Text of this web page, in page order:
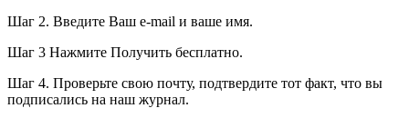
Шаг 2. Введите Ваш e-mail и ваше имя.
Шаг 3 Нажмите Получить бесплатно.
Шаг 4. Проверьте свою почту, подтвердите тот факт, что вы
подписались на наш журнал.